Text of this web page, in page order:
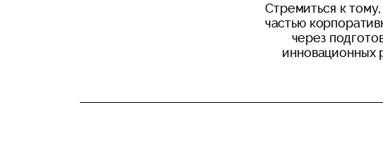
Стремиться к
частью
через
инновационных